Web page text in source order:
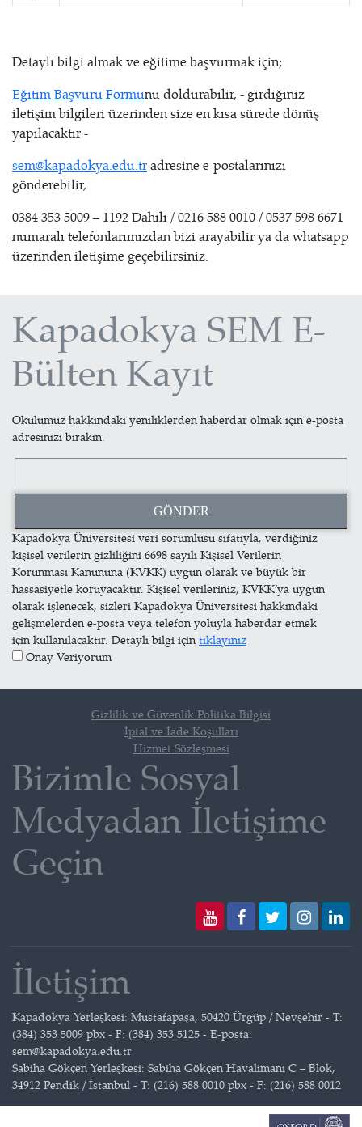
Detaylı bilgi almak ve eğitime başvurmak için;
Eğitim Başvuru Formunu doldurabilir, - girdiğiniz
iletişim bilgileri üzerinden size en kısa sürede dönüş
yapılacaktır -
sem@kapadokya.edu.tradresine e-postalarınızı
gönderebilir,
0384 353 5009 – 1192 Dahili / 0216 588 0010 / 0537 598 6671
numaralı telefonlarımızdan bizi arayabilir ya da whatsapp
üzerinden iletişime geçebilirsiniz.
Kapadokya SEM E-
Bülten Kayıt
Okulumuz hakkındaki yeniliklerden haberdar olmak için e-posta
adresinizi bırakın.
Kapadokya Üniversitesi veri sorumlusu sıfatıyla, verdiğiniz
kişisel verilerin gizliliğini 6698 sayılı Kişisel Verilerin
Korunması Kanununa (KVKK) uygun olarak ve büyük bir
hassasiyetle koruyacaktır. Kişisel verileriniz, KVKK’ya uygun
olarak işlenecek, sizleri Kapadokya Üniversitesi hakkındaki
gelişmelerden e-posta veya telefon yoluyla haberdar etmek
için kullanılacaktır. Detaylı bilgi için tıklayınız
Onay Veriyorum
Gizlilik ve Güvenlik Politika Bilgisi
İptal ve İade Koşulları
Hizmet Sözleşmesi
Bizimle Sosyal
Medyadan İletişime
Geçin
İletişim
Kapadokya Yerleşkesi: Mustafapaşa, 50420 Ürgüp / Nevşehir - T:
(384) 353 5009 pbx - F: (384) 353 5125 - E-posta:
sem@kapadokya.edu.tr
Sabiha Gökçen Yerleşkesi: Sabiha Gökçen Havalimanı C – Blok,
34912 Pendik / İstanbul - T: (216) 588 0010 pbx - F: (216) 588 0012